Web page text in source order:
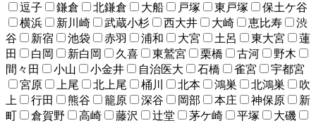
逗子
鎌倉 北鎌倉 大船 戸塚 東戸塚
保土ケ谷
横浜
新川崎 武蔵小杉 西大井 大崎 恵比寿
渋
谷
新宿 池袋 赤羽 浦和 大宮 土呂 東大宮
蓮
田
白岡 新白岡 久喜 東鷲宮 栗橋 古河
野木
間々田
小山 小金井 自治医大 石橋 雀宮
宇都宮
宮原
上尾 北上尾 桶川 北本 鴻巣 北鴻巣
吹
上
行田 熊谷 籠原 深谷 岡部 本庄 神保原
新
町
倉賀野 高崎 藤沢 辻堂 茅ケ崎 平塚
大磯